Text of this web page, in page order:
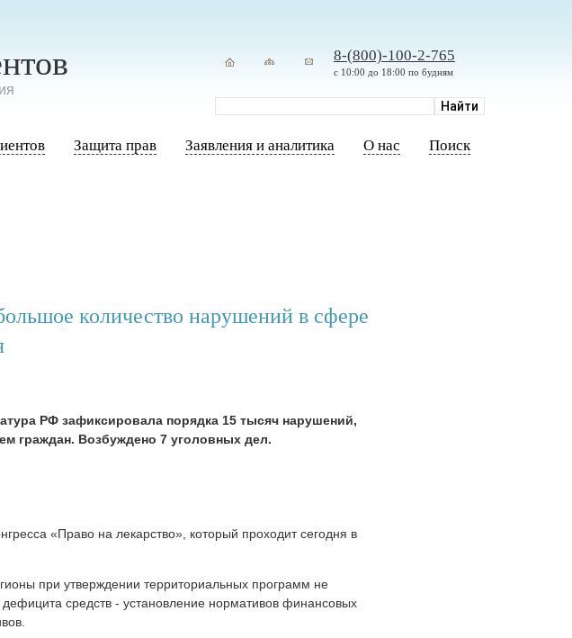
8-(800)-100-2-765
с 10:00 до 18:00 по будням
Защита прав Заявления и аналитика О нас Поиск
количество нарушений в сфере
РФ зафиксировала порядка 15 тысяч нарушений,
граждан. Возбуждено 7 уголовных дел.
«Право на лекарство», который проходит сегодня в
при утверждении территориальных программ не
средств - установление нормативов финансовых